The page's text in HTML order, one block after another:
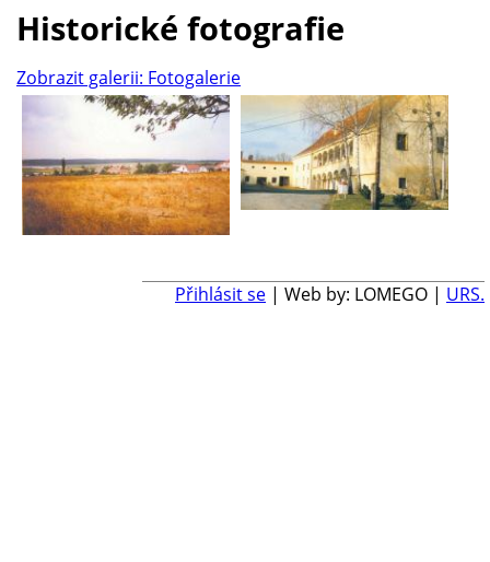
Historické fotografie
Zobrazit galerii: Fotogalerie
Přihlásit se | Web by: LOMEGO | URS.